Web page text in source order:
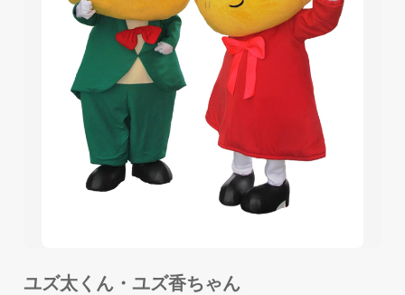
ユズ太くん・ユズ香ちゃん